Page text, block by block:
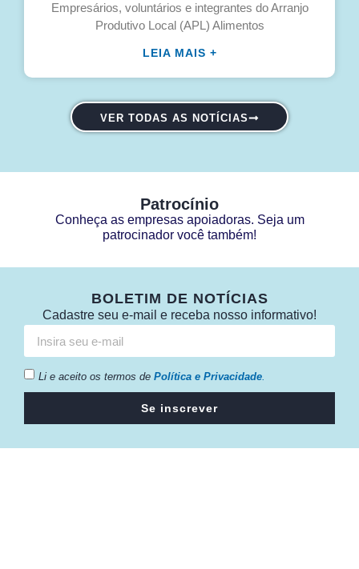
Empresários, voluntários e integrantes do Arranjo
Produtivo Local (APL) Alimentos
LEIA MAIS +
VER TODAS AS NOTÍCIAS
Patrocínio
Conheça as empresas apoiadoras. Seja um
patrocinador você também!
BOLETIM DE NOTÍCIAS
Cadastre seu e-mail e receba nosso informativo!
Li e aceito os termos de Política e Privacidade
Se inscrever